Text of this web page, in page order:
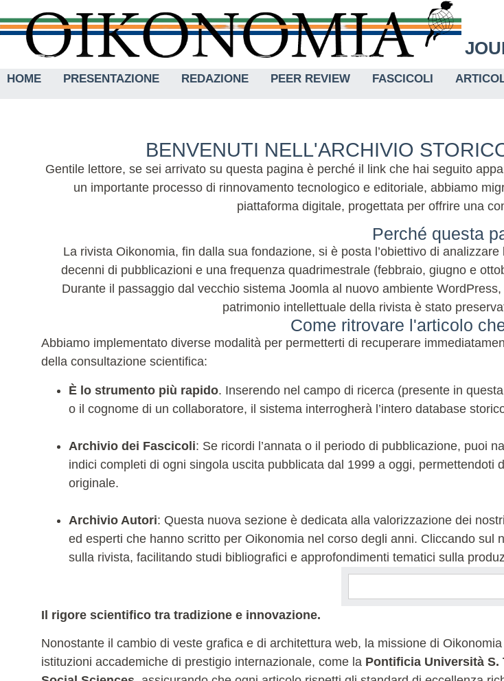
HOME PRESENTAZIONE REDAZIONE PEER REVIEW FASCICOLI
BENVENUTI NELL'ARCHIVIO
Gentile lettore, se sei arrivato su questa pagina è perché il link che hai seguito
un importante processo di rinnovamento tecnologico e editoriale, abbiamo
piattaforma digitale, progettata per offrire una
Perché questa
La rivista Oikonomia, fin dalla sua fondazione, si è posta l’obiettivo di
decenni di pubblicazioni e una frequenza quadrimestrale (febbraio, giugno e
Durante il passaggio dal vecchio sistema Joomla al nuovo ambiente
patrimonio intellettuale della rivista è stato
Come ritrovare l'articolo
Abbiamo implementato diverse modalità per permetterti di recuperare
della consultazione scientifica:
È lo strumento più rapido. Inserendo nel campo di ricerca (presente in
o il cognome di un collaboratore, il sistema interrogherà l’intero database
Archivio dei Fascicoli: Se ricordi l’annata o il periodo di pubblicazione, puoi
indici completi di ogni singola uscita pubblicata dal 1999 a oggi, permettendoti
originale.
Archivio Autori: Questa nuova sezione è dedicata alla valorizzazione dei
ed esperti che hanno scritto per Oikonomia nel corso degli anni. Cliccando
sulla rivista, facilitando studi bibliografici e approfondimenti tematici sulla
Il rigore scientifico tra tradizione e innovazione.
Nonostante il cambio di veste grafica e di architettura web, la missione di
istituzioni accademiche di prestigio internazionale, come la Pontificia Università S.